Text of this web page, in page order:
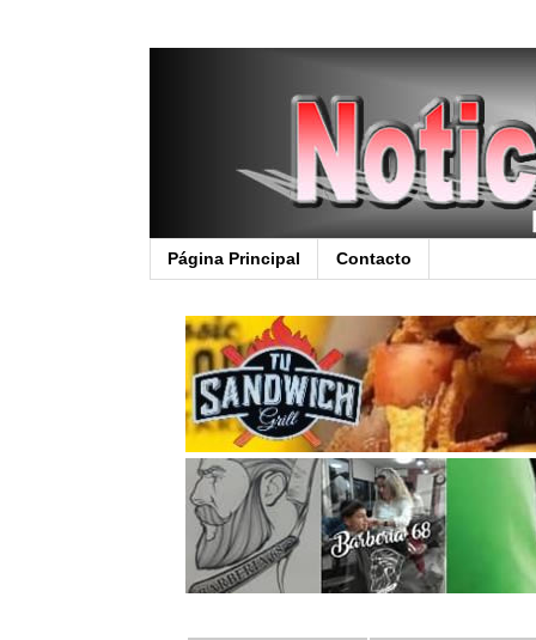
Página Principal Contacto